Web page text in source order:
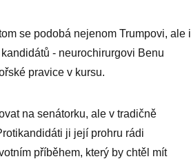
se podobá nejenom Trumpovi, ale i
- neurochirurgovi Benu
pravice v kursu.
na senátorku, ale v tradičně
ji její prohru rádi
příběhem, který by chtěl mít